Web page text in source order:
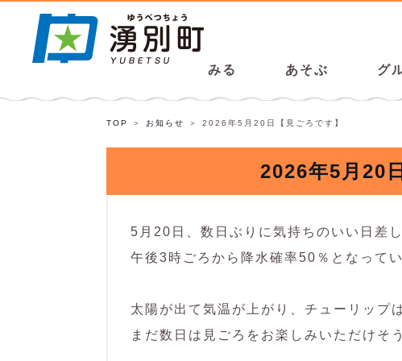
みる あそぶ グ
TOP お知らせ 2026年5月20日【見ごろです】
2026年5月20
5月20日、数日ぶりに気持ちのいい日差
午後3時ごろから降水確率50％となってい
太陽が出て気温が上がり、チューリップ
まだ数日は見ごろをお楽しみいただけそ